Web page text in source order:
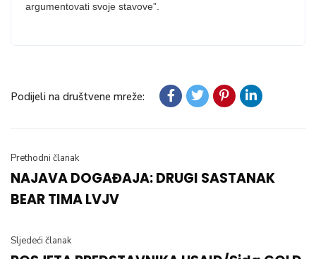
argumentovati svoje stavove”.
Podijeli na društvene mreže:
Prethodni članak
NAJAVA DOGAĐAJA: DRUGI SASTANAK
BEAR TIMA LVJV
Sljedeći članak